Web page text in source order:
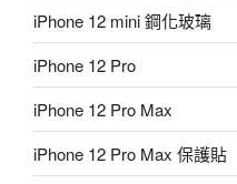
iPhone 12 mini 鋼化玻璃
iPhone 12 Pro
iPhone 12 Pro Max
iPhone 12 Pro Max 保護貼